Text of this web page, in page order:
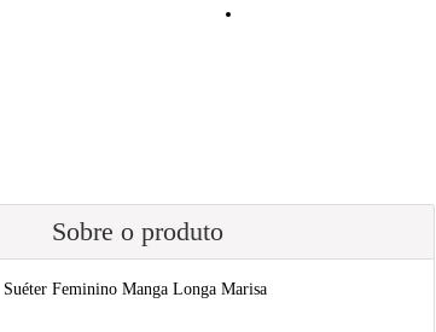
Sobre o produto
Suéter Feminino Manga Longa Marisa